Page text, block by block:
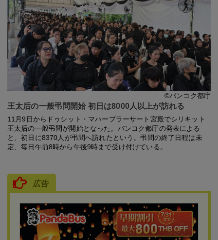
©バンコク都庁
王太后の一般弔問開始 初日は8000人以上が訪れる
11月9日からドゥシット・マハープラーサート宮殿でシリキット
王太后の一般弔問が開始となった。バンコク都庁の発表による
と、初日に8370人が弔問へ訪れたという。弔問の終了日程は未
定、毎日午前8時から午後9時まで受け付けている。
広告